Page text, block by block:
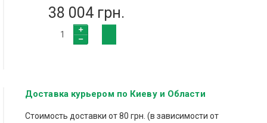
38 004 грн.
Доставка курьером по Киеву и Области
Стоимость доставки от 80 грн. (в зависимости от